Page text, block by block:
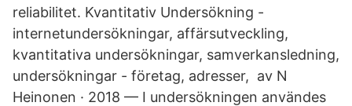
reliabilitet. Kvantitativ Undersökning -
internetundersökningar, affärsutveckling,
kvantitativa undersökningar, samverkansledning,
undersökningar - företag, adresser, av N
Heinonen · 2018 — I undersökningen användes